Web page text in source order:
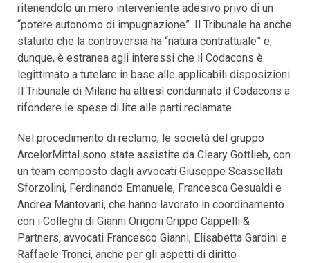
ritenendolo un mero interveniente adesivo privo di un
“potere autonomo di impugnazione”. Il Tribunale ha anche
statuito che la controversia ha “natura contrattuale” e,
dunque, è estranea agli interessi che il Codacons è
legittimato a tutelare in base alle applicabili disposizioni.
Il Tribunale di Milano ha altresì condannato il Codacons a
rifondere le spese di lite alle parti reclamate.
Nel procedimento di reclamo, le società del gruppo
ArcelorMittal sono state assistite da Cleary Gottlieb, con
un team composto dagli avvocati Giuseppe Scassellati
Sforzolini, Ferdinando Emanuele, Francesca Gesualdi e
Andrea Mantovani, che hanno lavorato in coordinamento
con i Colleghi di Gianni Origoni Grippo Cappelli &
Partners, avvocati Francesco Gianni, Elisabetta Gardini e
Raffaele Tronci, anche per gli aspetti di diritto